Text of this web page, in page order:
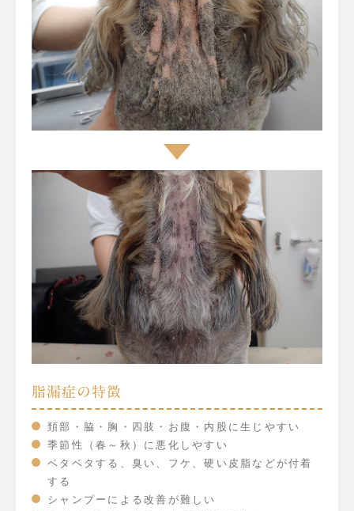
脂漏症の特徴
頚部・脇・胸・四肢・お腹・内股に生じやすい
季節性（春～秋）に悪化しやすい
ベタベタする、臭い、フケ、硬い皮脂などが付着
する
シャンプーによる改善が難しい